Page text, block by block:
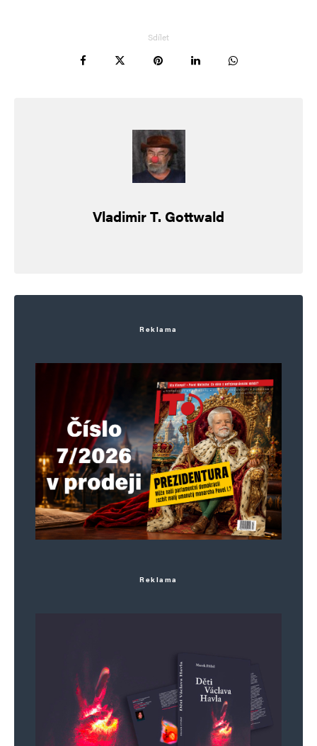
Webová stránka
Informujte mě o nových komentářích e-mailem.
Informujte mě o nových příspěvcích e-mailem.
Sdílet
Vladimir T. Gottwald
Reklama
Reklama